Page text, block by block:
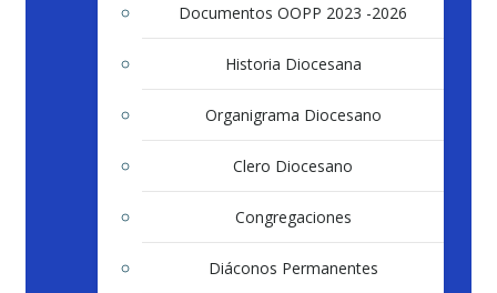
Documentos OOPP 2023 -2026
Historia Diocesana
Organigrama Diocesano
Clero Diocesano
Congregaciones
Diáconos Permanentes